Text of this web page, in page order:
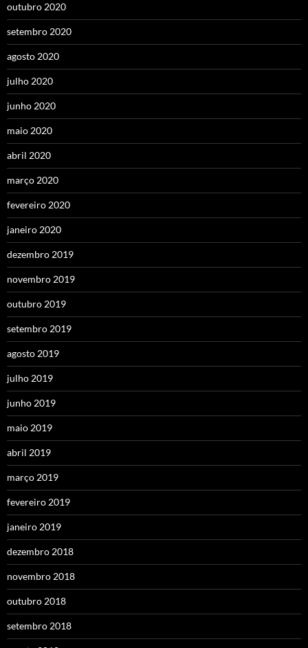
outubro 2020
setembro 2020
agosto 2020
julho 2020
junho 2020
maio 2020
abril 2020
março 2020
fevereiro 2020
janeiro 2020
dezembro 2019
novembro 2019
outubro 2019
setembro 2019
agosto 2019
julho 2019
junho 2019
maio 2019
abril 2019
março 2019
fevereiro 2019
janeiro 2019
dezembro 2018
novembro 2018
outubro 2018
setembro 2018